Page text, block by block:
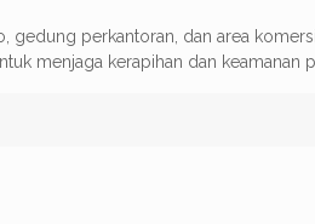
gedung perkantoran, dan area
menjaga kerapihan dan keamanan